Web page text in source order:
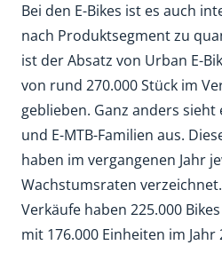
Bei den E-Bikes ist es auch
nach Produktsegment zu
ist der Absatz von Urban E-
von rund 270.000 Stück im
geblieben. Ganz anders sieht
und E-MTB-Familien aus.
haben im vergangenen Jahr
Wachstumsraten
Verkäufe haben 225.000
mit 176.000 Einheiten im Jahr